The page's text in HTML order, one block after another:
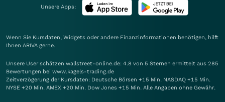
Unsere Apps:
Wenn Sie Kursdaten, Widgets oder andere Finanzinformationen benötigen, hilft
Ihnen ARIVA gerne.
Unsere User schätzen wallstreet-online.de: 4.8 von 5 Sternen ermittelt aus 285
Bewertungen bei www.kagels-trading.de
Zeitverzögerung der Kursdaten: Deutsche Börsen +15 Min. NASDAQ +15 Min.
NYSE +20 Min. AMEX +20 Min. Dow Jones +15 Min. Alle Angaben ohne Gewähr.